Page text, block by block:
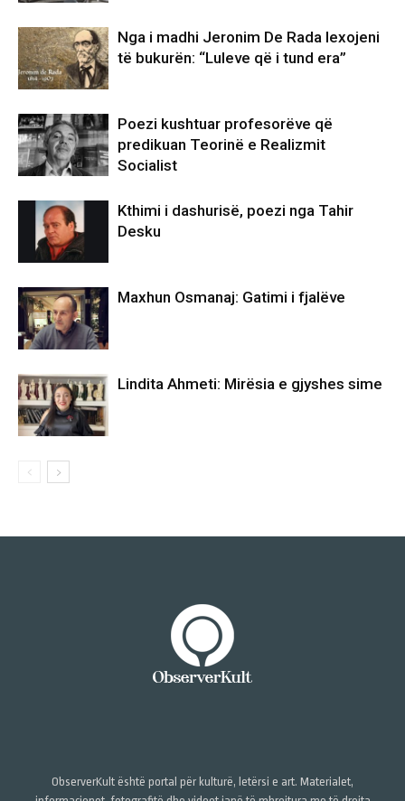
Nga i madhi Jeronim De Rada lexojeni
të bukurën: “Luleve që i tund era”
Poezi kushtuar profesorëve që
predikuan Teorinë e Realizmit
Socialist
Kthimi i dashurisë, poezi nga Tahir
Desku
Maxhun Osmanaj: Gatimi i fjalëve
Lindita Ahmeti: Mirësia e gjyshes sime
ObserverKult është portal për kulturë, letërsi e art. Materialet,